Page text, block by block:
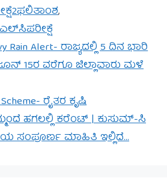
,
Rain Alert- ರಾಜ್ಯದಲ್ಲಿ 5 ದಿನ ಭಾರಿ
15ರ ವರೆಗೂ ಜಿಲ್ಲಾವಾರು ಮಳೆ
ರೈತರ ಕೃಷಿ
ಹಗಲಲ್ಲಿ ಕರೆಂಟ್ | ಕುಸುಮ್-ಸಿ
ಮಾಹಿತಿ ಇಲ್ಲಿದೆ…